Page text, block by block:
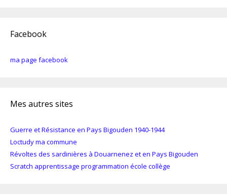
Facebook
ma page facebook
Mes autres sites
Guerre et Résistance en Pays Bigouden 1940-1944
Loctudy ma commune
Révoltes des sardinières à Douarnenez et en Pays Bigouden
Scratch apprentissage programmation école collège